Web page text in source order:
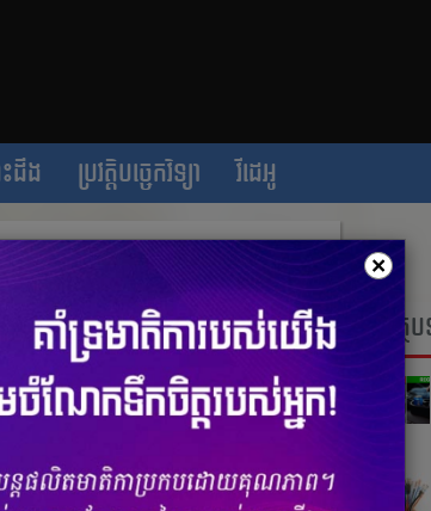
ដឹង ប្រវត្តិបច្ចេកវិទ្យា វីដេអូ
Home Mini 2
ចំនួនមតិ0| ចំនួនចែករំលែក 0
ាល់តាមរយៈទូរសព្ទ ជាដើម។ ក្រុមហ៊ុន
ាល់របស់ក្រុមហ៊ុន គឺ Bixby។
អត្
×